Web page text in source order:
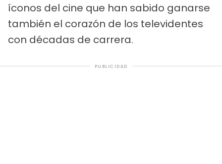
íconos del cine que han sabido ganarse
también el corazón de los televidentes
con décadas de carrera.
PUBLICIDAD